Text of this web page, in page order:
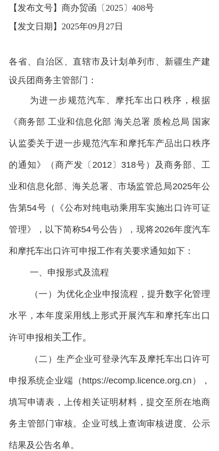
【发布文号】商办贸函〔2025〕408号
【发文日期】2025年09月27日
各省、自治区、直辖市及计划单列市、新疆生产建
设兵团商务主管部门：
为进一步规范汽车、摩托车出口秩序，根据
《商务部 工业和信息化部 海关总署 质检总局 国家
认监委关于进一步规范汽车和摩托车产品出口秩序
的通知》（商产发〔2012〕318号）及商务部、工
业和信息化部、海关总署、市场监管总局2025年公
告第54号（《公布对纯电动乘用车实施出口许可证
管理》，以下简称54号公告），现将2026年度汽车
和摩托车出口许可申报工作有关要求通知如下：
一、申报形式及流程
（一）为优化企业申报流程，提升数字化管理
水平，本年度采用线上形式开展汽车和摩托车出口
许可申报相关工作。
（二）生产企业可登录汽车及摩托车出口许可
申报系统企业端（https://ecomp.licence.org.cn），
填写申请表，上传相关证明材料，提交至所在地商
务主管部门审核。企业可线上查询审核进度、公示
结果及公告名单。